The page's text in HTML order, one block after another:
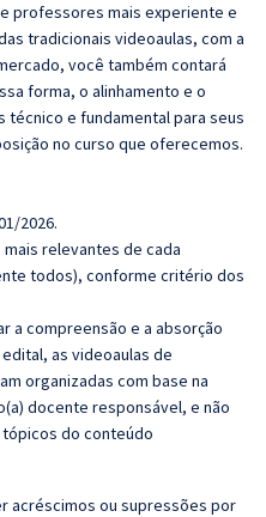
professores mais experiente e
tradicionais videoaulas, com a
você também contará
forma, o alinhamento e o
técnico e fundamental para seus
no curso que oferecemos.
2026.
relevantes de cada
todos), conforme critério dos
a compreensão e a absorção
as videoaulas de
organizadas com base na
docente responsável, e não
do conteúdo
acréscimos ou supressões por